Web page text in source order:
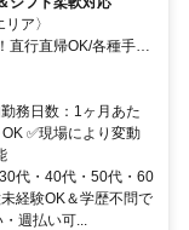
ア〉
直行直帰OK/各種手当
務日数：1ヶ月あた
✅現場により変動
代・40代・50代・60
経験OK＆学歴不問で
週払い可...